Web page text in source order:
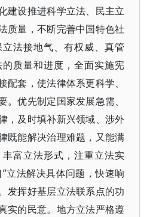
建设推进科学立法、民主立
质量，不断完善中国特色社
法接地气、有权威、真管
质量和进度，全面实施宪
套，使法律体系更科学、
优先制定国家发展急需、
，及时填补新兴领域、涉外
既能解决治理难题，又能满
富立法形式，注重立法实
立法解决具体问题，快速响
发挥好基层立法联系点的功
实的民意。地方立法严格遵